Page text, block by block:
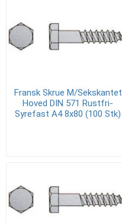
Fransk Skrue M/Sekskantet
Hoved DIN 571 Rustfri-
Syrefast A4 8x80 (100 Stk)